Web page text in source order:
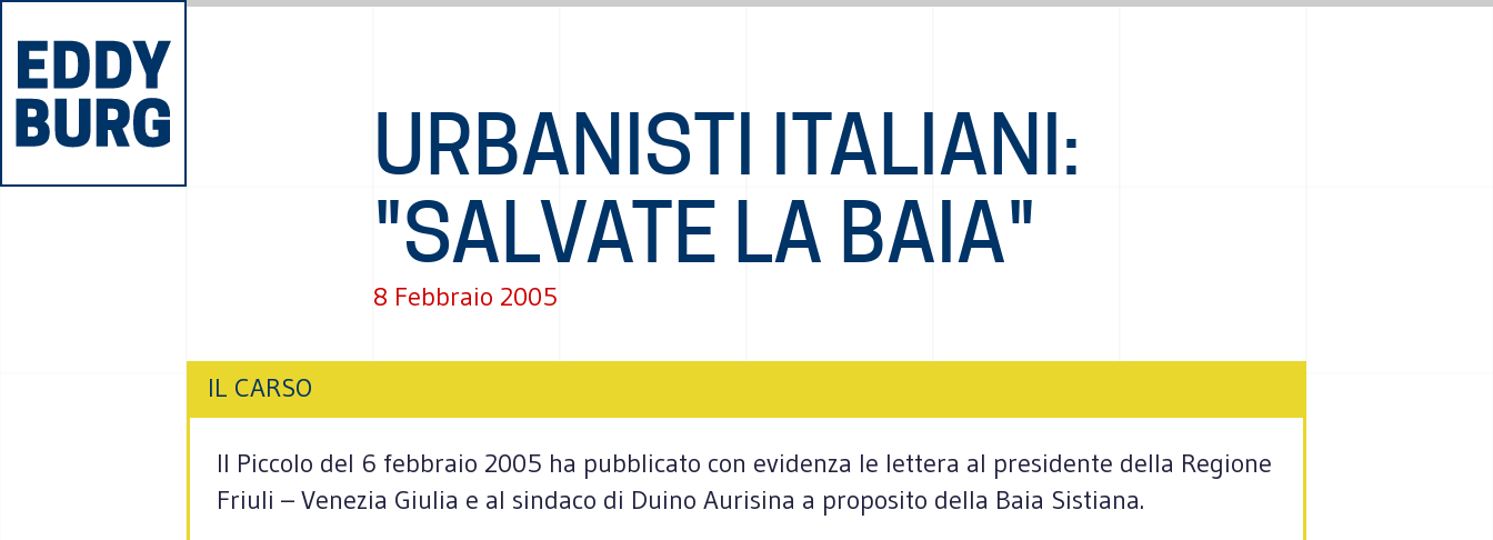
URBANISTI ITALIANI:
"SALVATE LA BAIA"
8 Febbraio 2005
IL CARSO
Il Piccolo del 6 febbraio 2005 ha pubblicato con evidenza le lettera al presidente della Regione
Friuli – Venezia Giulia e al sindaco di Duino Aurisina a proposito della Baia Sistiana.